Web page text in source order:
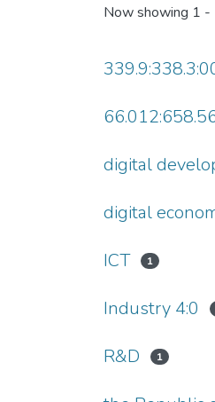
Now showing 1 -
digital
digital
ICT 1
Industry 4:0
R&D 1